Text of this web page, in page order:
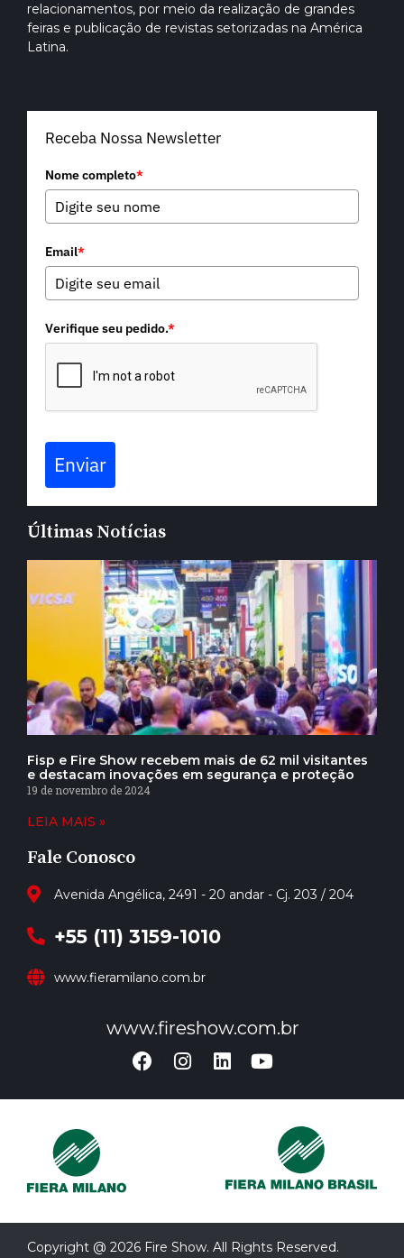
relacionamentos, por meio da realização de grandes
feiras e publicação de revistas setorizadas na América
Latina.
Receba Nossa Newsletter
Nome completo*
Email*
Verifique seu pedido.*
Enviar
Últimas Notícias
Fisp e Fire Show recebem mais de 62 mil visitantes
e destacam inovações em segurança e proteção
19 de novembro de 2024
LEIA MAIS »
Fale Conosco
Avenida Angélica, 2491 - 20 andar - Cj. 203 / 204
+55 (11) 3159-1010
www.fieramilano.com.br
www.fireshow.com.br
Copyright @ 2026 Fire Show. All Rights Reserved.